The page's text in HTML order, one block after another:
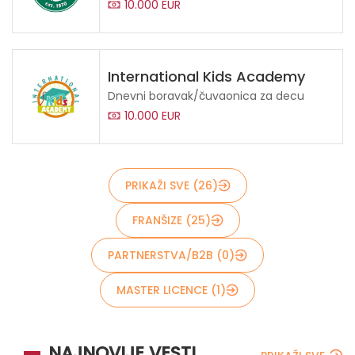
blank
10.000 EUR
International Kids Academy
Dnevni boravak/čuvaonica za decu
10.000 EUR
PRIKAŽI SVE (26)
FRANŠIZE (25)
PARTNERSTVA/B2B (0)
MASTER LICENCE (1)